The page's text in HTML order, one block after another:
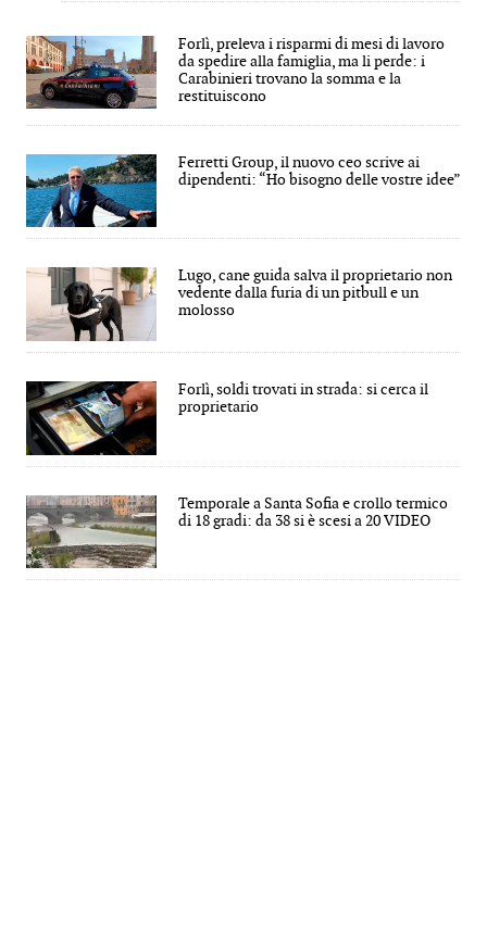
Forlì, preleva i risparmi di mesi di lavoro
da spedire alla famiglia, ma li perde: i
Carabinieri trovano la somma e la
restituiscono
Ferretti Group, il nuovo ceo scrive ai
dipendenti: “Ho bisogno delle vostre idee”
Lugo, cane guida salva il proprietario non
vedente dalla furia di un pitbull e un
molosso
Forlì, soldi trovati in strada: si cerca il
proprietario
Temporale a Santa Sofia e crollo termico
di 18 gradi: da 38 si è scesi a 20 VIDEO